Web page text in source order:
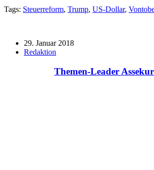
Tags: Steuerreform, Trump, US-Dollar,
29. Januar 2018
Redaktion
Themen-Leader